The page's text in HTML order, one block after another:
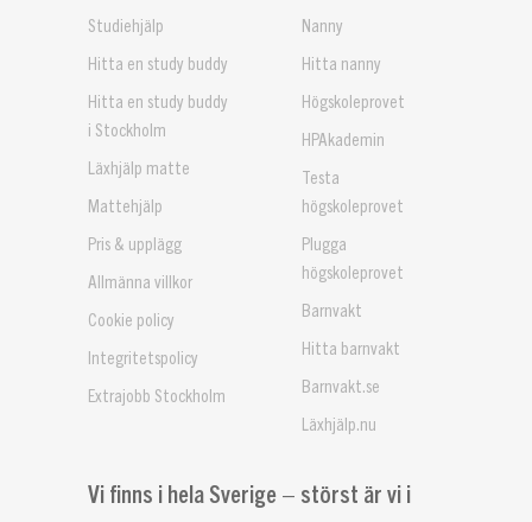
Studiehjälp
Hitta en study buddy
Hitta en study buddy
i Stockholm
Läxhjälp matte
Mattehjälp
Pris & upplägg
Allmänna villkor
Cookie policy
Integritetspolicy
Extrajobb Stockholm
Nanny
Hitta nanny
Högskoleprovet
HPAkademin
Testa
högskoleprovet
Plugga
högskoleprovet
Barnvakt
Hitta barnvakt
Barnvakt.se
Läxhjälp.nu
Vi finns i hela Sverige – störst är vi i